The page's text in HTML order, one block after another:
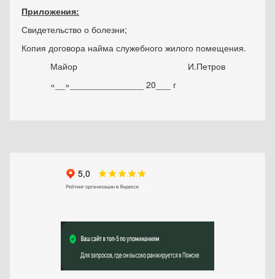
Приложения:
Свидетельство о болезни;
Копия договора найма служебного жилого помещения.
Майор И.Петров
«__»_______________ 20___ г